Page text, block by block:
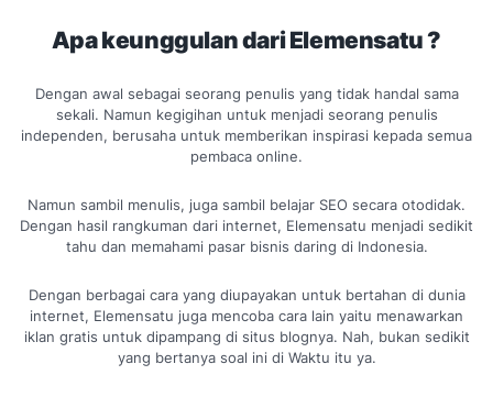
Apa keunggulan dari Elemensatu ?
Dengan awal sebagai seorang penulis yang tidak handal sama
sekali. Namun kegigihan untuk menjadi seorang penulis
independen, berusaha untuk memberikan inspirasi kepada semua
pembaca online.
Namun sambil menulis, juga sambil belajar SEO secara otodidak.
Dengan hasil rangkuman dari internet, Elemensatu menjadi sedikit
tahu dan memahami pasar bisnis daring di Indonesia.
Dengan berbagai cara yang diupayakan untuk bertahan di dunia
internet, Elemensatu juga mencoba cara lain yaitu menawarkan
iklan gratis untuk dipampang di situs blognya. Nah, bukan sedikit
yang bertanya soal ini di Waktu itu ya.